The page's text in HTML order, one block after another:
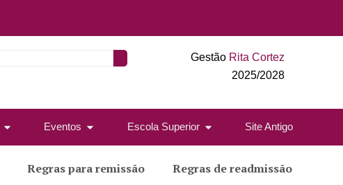
Gestão Rita Cortez
2025/2028
Eventos Escola Superior Site Antigo
Regras para remissão Regras de readmissão